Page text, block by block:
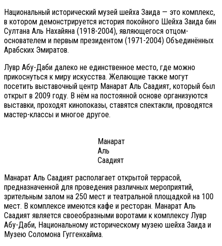
Национальный исторический музей шейха Заида — это комплекс,
в котором демонстрируется история покойного Шейха Заида бин
Султана Аль Нахайяна (1918-2004), являющегося отцом-
основателем и первым президентом (1971-2004) Объединённых
Арабских Эмиратов.
Лувр Абу-Даби далеко не единственное место, где можно
прикоснуться к миру искусства. Желающие также могут
посетить выставочный центр Манарат Аль Саадият, который был
открыт в 2009 году. В нём на постоянной основе организуются
выставки, проходят кинопоказы, ставятся спектакли, проводятся
мастер-классы и многое другое.
Манарат
Аль
Саадият
Манарат Аль Саадият располагает открытой террасой,
предназначенной для проведения различных мероприятий,
зрительным залом на 250 мест и театральной площадкой на 100
мест. В комплексе имеются кафе и ресторан. Манарат Аль
Саадият является своеобразными воротами к комплексу Лувр
Абу-Даби, Национальному историческому музею шейха Заида и
Музею Соломона Гуггенхайма.